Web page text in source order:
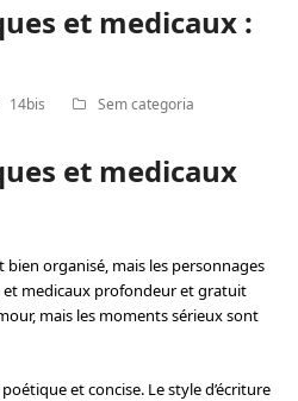
et medicaux :
14bis Sem categoria
et medicaux
organisé, mais les personnages
medicaux profondeur et gratuit
mais les moments sérieux sont
et concise. Le style d’écriture